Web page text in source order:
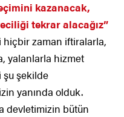
kazanacak,
tekrar alacağız”
zaman iftiralarla,
yalanlarla hizmet
şu şekilde
yanında olduk.
devletimizin bütün